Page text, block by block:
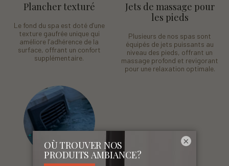
Plancher texturé
Le fond du spa est doté d’une
texture gaufrée unique qui
améliore l’adhérence de la
surface, offrant un confort
supplémentaire.
Jets de massage pour
les pieds
Plusieurs de nos spas sont
équipés de jets puissants au
niveau des pieds, offrant un
massage profond et revigorant
pour une relaxation optimale.
×